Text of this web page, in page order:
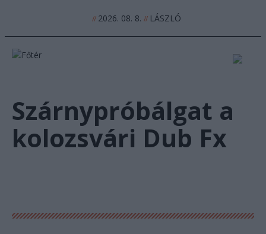
//2026. 08. 8. //LÁSZLÓ
Szárnypróbálgat a
kolozsvári Dub Fx